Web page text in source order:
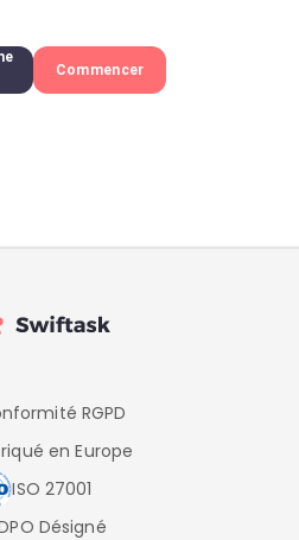
Commencer
RGPD
en Europe
ISO 27001
Désigné